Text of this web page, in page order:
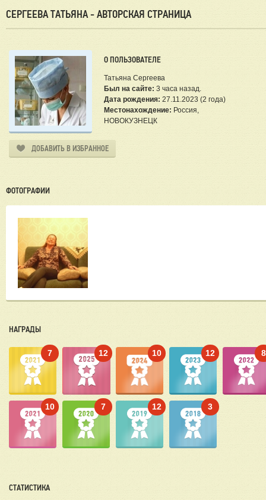
СЕРГЕЕВА ТАТЬЯНА - АВТОРСКАЯ СТРАНИЦА
О ПОЛЬЗОВАТЕЛЕ
Татьяна Сергеева
Был на сайте: 3 часа назад.
Дата рождения: 27.11.2023 (2 года)
Местонахождение: Россия,
НОВОКУЗНЕЦК
ДОБАВИТЬ В ИЗБРАННОЕ
ФОТОГРАФИИ
НАГРАДЫ
7 12 10 12 8
10 7 12 3
СТАТИСТИКА